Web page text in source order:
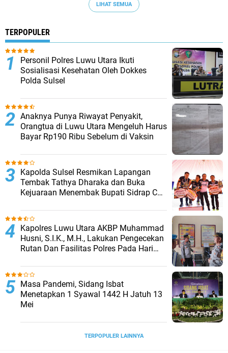
LIHAT SEMUA
TERPOPULER
Personil Polres Luwu Utara Ikuti
Sosialisasi Kesehatan Oleh Dokkes
Polda Sulsel
Anaknya Punya Riwayat Penyakit,
Orangtua di Luwu Utara Mengeluh Harus
Bayar Rp190 Ribu Sebelum di Vaksin
Kapolda Sulsel Resmikan Lapangan
Tembak Tathya Dharaka dan Buka
Kejuaraan Menembak Bupati Sidrap Cup
Kapolres Luwu Utara AKBP Muhammad
Husni, S.I.K., M.H., Lakukan Pengecekan
Rutan Dan Fasilitas Polres Pada Hari
Masa Pandemi, Sidang Isbat
Menetapkan 1 Syawal 1442 H Jatuh 13
Mei
TERPOPULER LAINNYA